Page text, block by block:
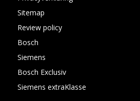
Sitemap
Review policy
Bosch
Siemens
Bosch Exclusiv
Siemens extraKlasse